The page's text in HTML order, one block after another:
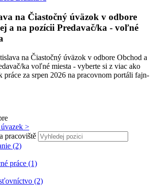
na Čiastočný úväzok v odbore
a na pozícii Predavač/ka - voľné
na Čiastočný úväzok v odbore Obchod a
ka voľné miesta - vyberte si z viac ako
práce za srpen 2026 na pracovnom portáli fajn-
>
pracoviště
(2)
práce (1)
(2)